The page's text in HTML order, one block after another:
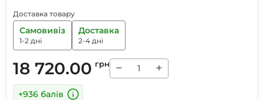
Доставка товару
Самовивіз
1-2 дні
Доставка
2-4 дні
18 720.00 грн − +
+936 балів